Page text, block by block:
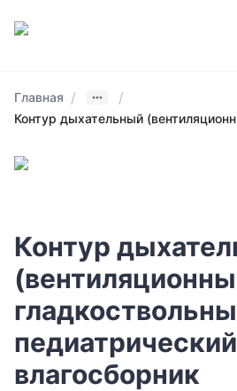
Главная / /
Контур дыхательный
Контур
влагосборник